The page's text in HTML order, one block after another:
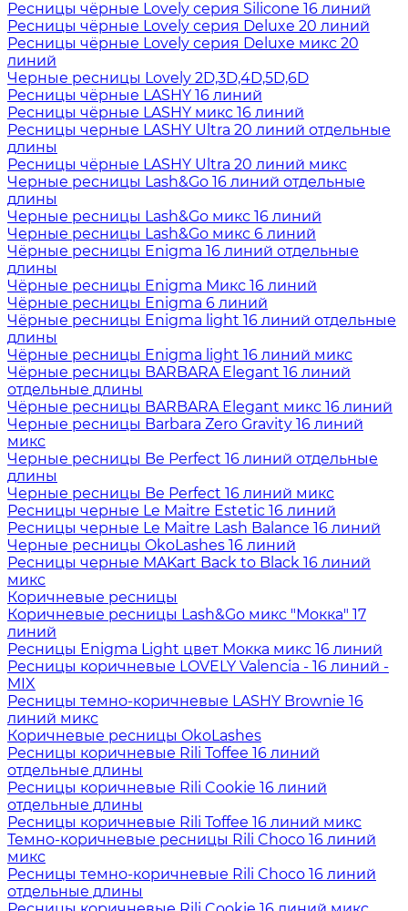
Ресницы чёрные Lovely серия Silicone 16 линий
Ресницы чёрные Lovely серия Deluxe 20 линий
Ресницы чёрные Lovely серия Deluxe микс 20
линий
Черные ресницы Lovely 2D,3D,4D,5D,6D
Ресницы чёрные LASHY 16 линий
Ресницы чёрные LASHY микс 16 линий
Ресницы черные LASHY Ultra 20 линий отдельные
длины
Ресницы чёрные LASHY Ultra 20 линий микс
Черные ресницы Lash&Go 16 линий отдельные
длины
Черные ресницы Lash&Go микс 16 линий
Черные ресницы Lash&Go микс 6 линий
Чёрные ресницы Enigma 16 линий отдельные
длины
Чёрные ресницы Enigma Микс 16 линий
Чёрные ресницы Enigma 6 линий
Чёрные ресницы Enigma light 16 линий отдельные
длины
Чёрные ресницы Enigma light 16 линий микс
Чёрные ресницы BARBARA Elegant 16 линий
отдельные длины
Чёрные ресницы BARBARA Elegant микс 16 линий
Черные ресницы Barbara Zero Gravity 16 линий
микс
Черные ресницы Be Perfect 16 линий отдельные
длины
Черные ресницы Be Perfect 16 линий микс
Ресницы черные Le Maitre Estetic 16 линий
Ресницы черные Le Maitre Lash Balance 16 линий
Черные ресницы OkoLashes 16 линий
Ресницы черные MAKart Back to Black 16 линий
микс
Коричневые ресницы
Коричневые ресницы Lash&Go микс "Мокка" 17
линий
Ресницы Enigma Light цвет Мокка микс 16 линий
Ресницы коричневые LOVELY Valencia - 16 линий -
MIX
Ресницы темно-коричневые LASHY Brownie 16
линий микс
Коричневые ресницы OkoLashes
Ресницы коричневые Rili Toffee 16 линий
отдельные длины
Ресницы коричневые Rili Cookie 16 линий
отдельные длины
Ресницы коричневые Rili Toffee 16 линий микс
Темно-коричневые ресницы Rili Choco 16 линий
микс
Ресницы темно-коричневые Rili Choco 16 линий
отдельные длины